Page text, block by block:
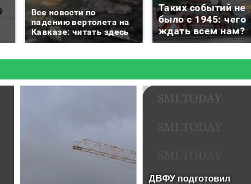
Все новости по
падению вертолета на
Кавказе: читать здесь
Таких событий не
было с 1945: чего
ждать всем нам?